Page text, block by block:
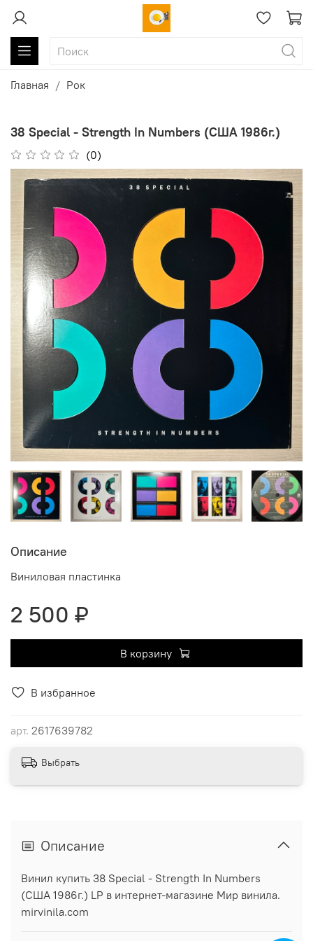
Главная Рок
38 Special - Strength In Numbers (США 1986г.)
(0)
В избранное
арт. 2617639782
Описание
Виниловая пластинка
2 500 ₽
В корзину
Выбрать
Описание
Винил купить 38 Special - Strength In Numbers
(США 1986г.) LP в интернет-магазине Мир винила.
mirvinila.com